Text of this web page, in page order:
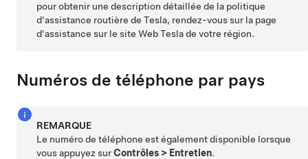
pour obtenir une description détaillée de la politique
d'assistance routière de Tesla, rendez-vous sur la page
d'assistance sur le site Web Tesla de votre région.
Numéros de téléphone par pays
REMARQUE
Le numéro de téléphone est également disponible lorsque
vous appuyez surContrôles > Entretien.